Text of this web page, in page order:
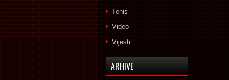
Tenis
Video
Vijesti
ARHIVE